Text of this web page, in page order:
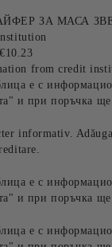
ЗА МАСА
€10.23
from credit
е с
и при поръчка ще
informativ.
е с
и при поръчка ще
е с